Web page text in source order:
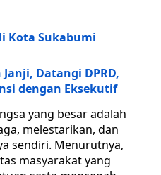
Kota Sukabumi
Datangi DPRD,
dengan Eksekutif
yang besar adalah
melestarikan, dan
sendiri. Menurutnya,
masyarakat yang